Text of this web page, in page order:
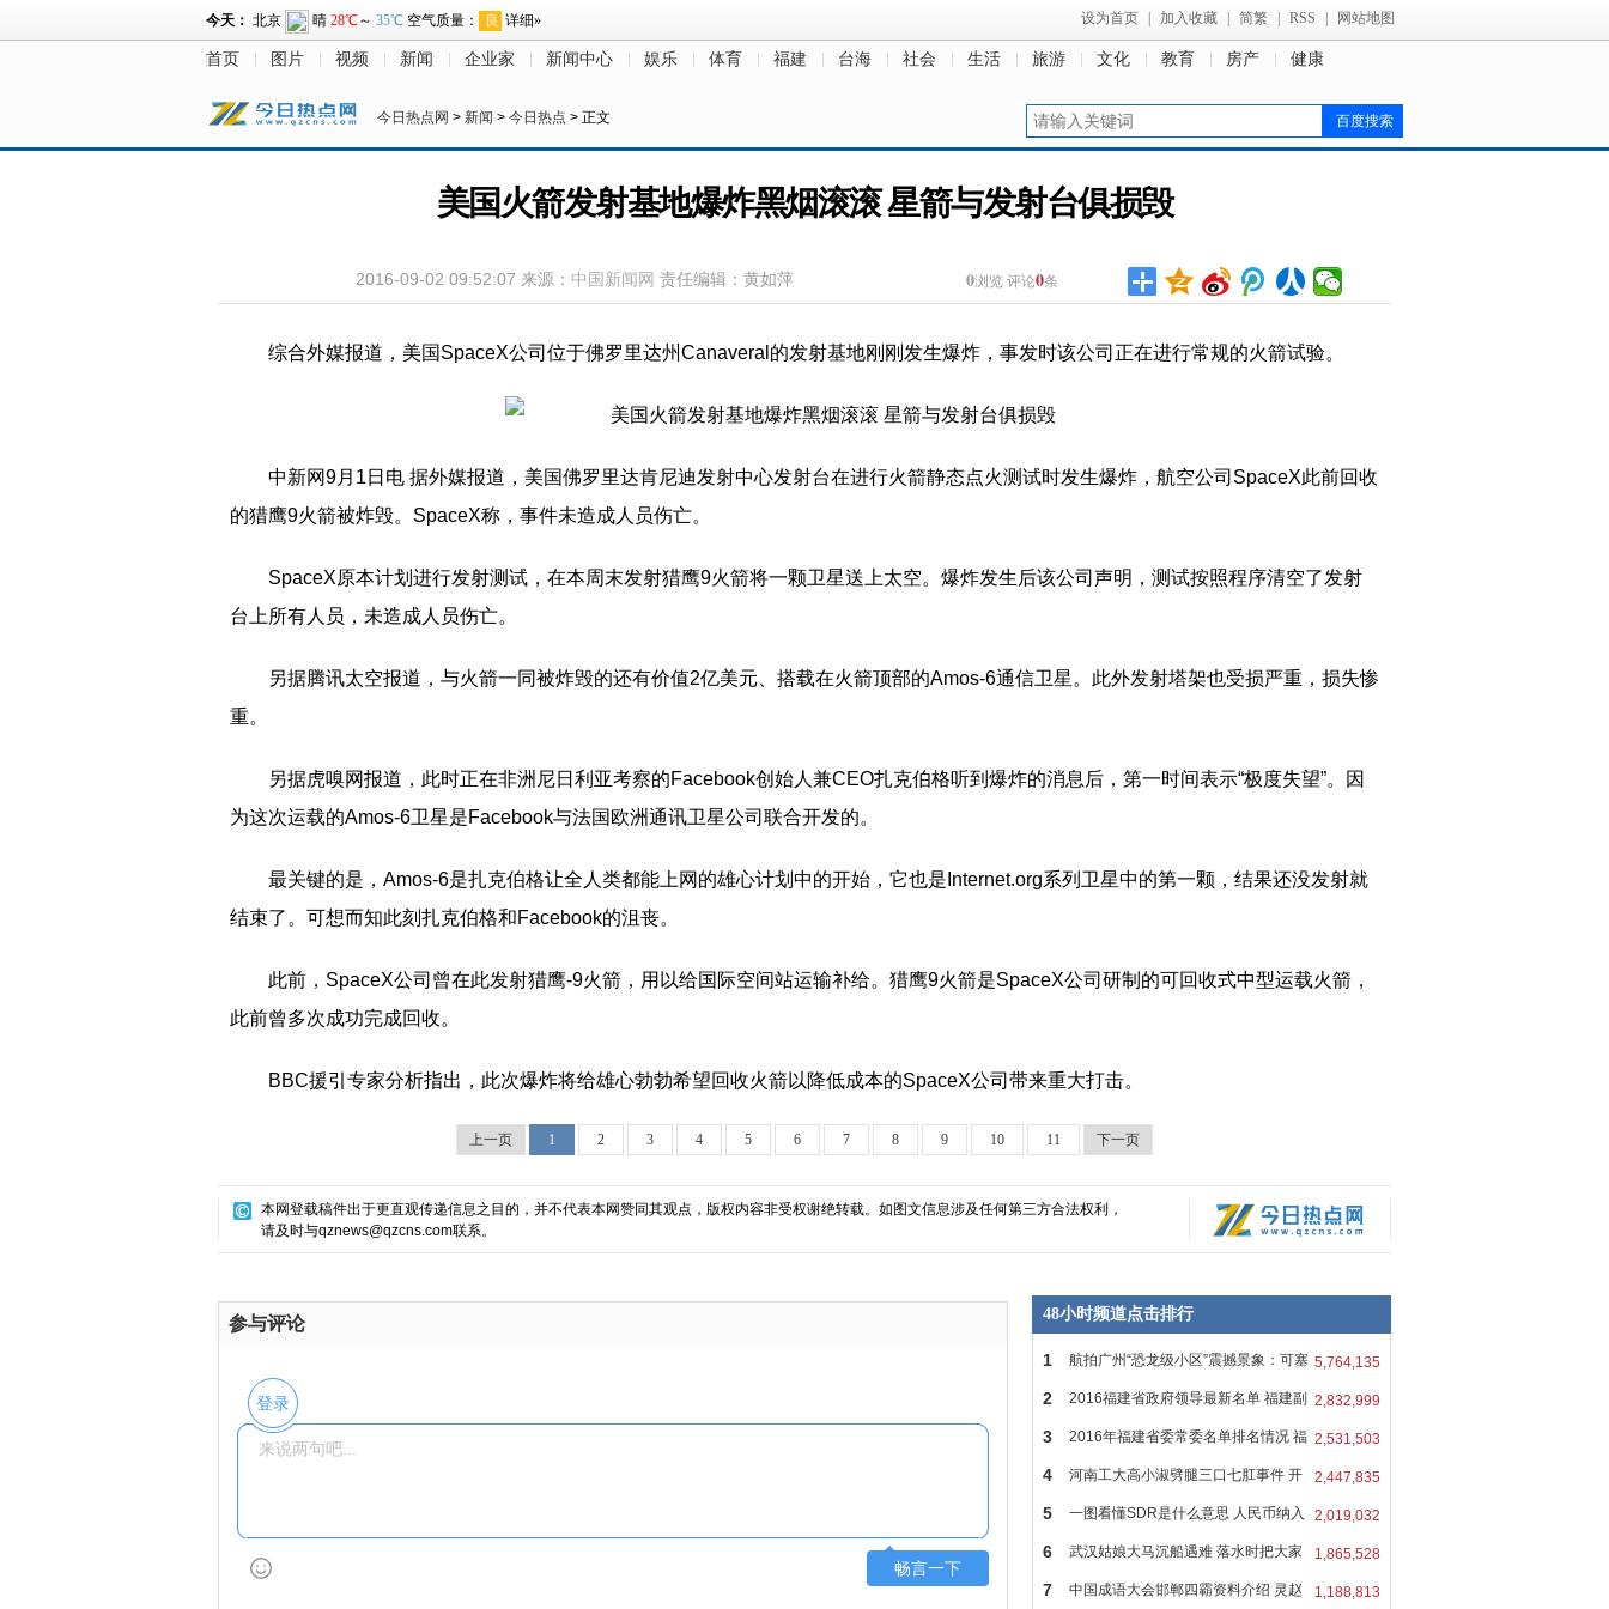
设为首页 加入收藏 简繁 RSS 网站地图
首页 图片 视频 新闻 企业家 新闻中心 娱乐 体育 福建 台海 社会 生活 旅游 文化 教育 房产 健康
今日热点网 > 新闻 > 今日热点 > 正文
美国火箭发射基地爆炸黑烟滚滚 星箭与发射台俱损毁
2016-09-02 09:52:07 来源： 中国新闻网 责任编辑：黄如萍 0浏览 评论0条
综合外媒报道，美国SpaceX公司位于佛罗里达州Canaveral的发射基地刚刚发生爆炸，事发时该公司正在进行常规的火箭试验。
中新网9月1日电 据外媒报道，美国佛罗里达肯尼迪发射中心发射台在进行火箭静态点火测试时发生爆炸，航空公司SpaceX此前回收
的猎鹰9火箭被炸毁。SpaceX称，事件未造成人员伤亡。
SpaceX原本计划进行发射测试，在本周末发射猎鹰9火箭将一颗卫星送上太空。爆炸发生后该公司声明，测试按照程序清空了发射
台上所有人员，未造成人员伤亡。
另据腾讯太空报道，与火箭一同被炸毁的还有价值2亿美元、搭载在火箭顶部的Amos-6通信卫星。此外发射塔架也受损严重，损失惨
重。
另据虎嗅网报道，此时正在非洲尼日利亚考察的Facebook创始人兼CEO扎克伯格听到爆炸的消息后，第一时间表示“极度失望”。因
为这次运载的Amos-6卫星是Facebook与法国欧洲通讯卫星公司联合开发的。
最关键的是，Amos-6是扎克伯格让全人类都能上网的雄心计划中的开始，它也是Internet.org系列卫星中的第一颗，结果还没发射就
结束了。可想而知此刻扎克伯格和Facebook的沮丧。
此前，SpaceX公司曾在此发射猎鹰-9火箭，用以给国际空间站运输补给。猎鹰9火箭是SpaceX公司研制的可回收式中型运载火箭，
此前曾多次成功完成回收。
BBC援引专家分析指出，此次爆炸将给雄心勃勃希望回收火箭以降低成本的SpaceX公司带来重大打击。
上一页 1 2 3 4 5 6 7 8 9 10 11 下一页
本网登载稿件出于更直观传递信息之目的，并不代表本网赞同其观点，版权内容非受权谢绝转载。如图文信息涉及任何第三方合法权利，
请及时与qznews@qzcns.com联系。
参与评论
登录
畅言一下
48小时频道点击排行
5,764,135
1 航拍广州“恐龙级小区”震撼景象：可塞
2,832,999
2 2016福建省政府领导最新名单 福建副
省 2,531,503
3 2016年福建省委常委名单排名情况 福
建 2,447,835
4 河南工大高小淑劈腿三口七肛事件 开
房 2,019,032
5 一图看懂SDR是什么意思 人民币纳入
SDR 1,865,528
6 武汉姑娘大马沉船遇难 落水时把大家
的 1,188,813
7 中国成语大会邯郸四霸资料介绍 灵赵